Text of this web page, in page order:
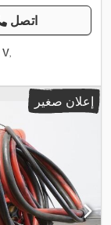
اتصل
80 V,
إعلان صغير